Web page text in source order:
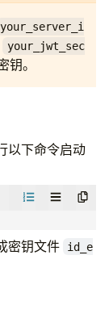
server
your_server_i
your_jwt_sec
。
以下命令启动
密钥文件
id_e